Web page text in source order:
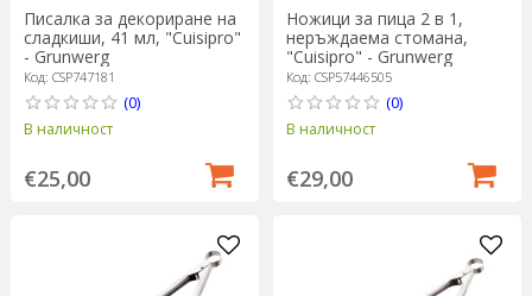
Писалка за декориране на
сладкиши, 41 мл, "Cuisipro"
- Grunwerg
Код: CSP747181
(0)
В наличност
€25,00
Ножици за пица 2 в 1,
неръждаема стомана,
"Cuisipro" - Grunwerg
Код: CSP57446505
(0)
В наличност
€29,00